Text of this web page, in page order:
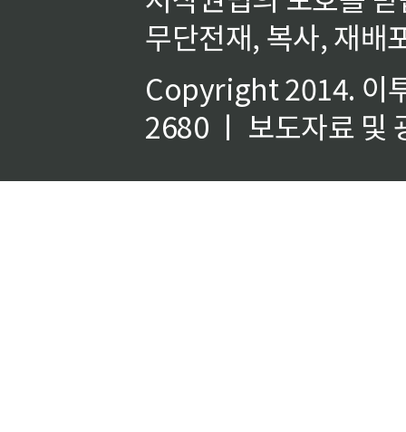
무단전재, 복사, 재배
Copyright 2014. 이
2680 ㅣ 보도자료